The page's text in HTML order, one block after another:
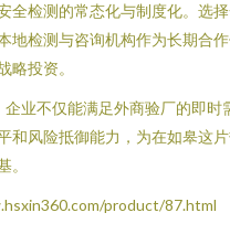
全检测的常态化与制度化。选
地检测与咨询机构作为长期合
略投资。
企业不仅能满足外商验厂的即时
和风险抵御能力，为在如皋这
。
product/87.html